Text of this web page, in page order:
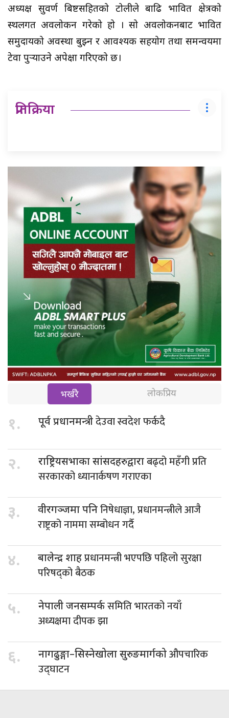
अध्यक्ष सुवर्ण बिष्टसहितको टोलीले बाढि प्रभावित क्षेत्रको
स्थलगत अवलोकन गरेको हो । सो अवलोकनबाट प्रभावित
समुदायको अवस्था बुझ्न र आवश्यक सहयोग तथा समन्वयमा
टेवा पुर्‍याउने अपेक्षा गरिएको छ।
प्रतिक्रिया
भर्खरै लोकप्रिय
१. पूर्व प्रधानमन्त्रीदेउवा स्वदेश फर्कदै
२. राष्ट्रियसभाका सांसदहरुद्वाराबढ्दो महँगी प्रति
सरकारको ध्यानार्कषण गराएका
३. वीरगञ्जमा पनिनिषेधाज्ञा, प्रधानमन्त्रीले आजै
राष्ट्रको नाममा सम्बोधन गर्दै
४. बालेन्द्र शाहप्रधानमन्त्री भएपछि पहिलो सुरक्षा
परिषद्को बैठक
५. नेपाली जनसम्पर्कसमिति भारतको नयाँ
अध्यक्षमा दीपक झा
६. नागढुङ्गा–सिस्नेखोला सुरुङमार्गकोऔपचारिक
उद्घाटन